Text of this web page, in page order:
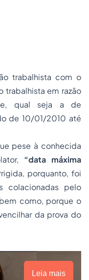
trabalhista com o
trabalhista em razão
qual seja a de
de 10/01/2010 até
pese à conhecida
“data máxima
porquanto, foi
colacionadas pelo
como, porque o
da prova do
Leia mais